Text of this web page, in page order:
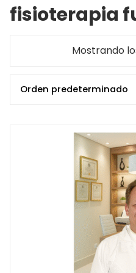
fisioterapia
Mostrando